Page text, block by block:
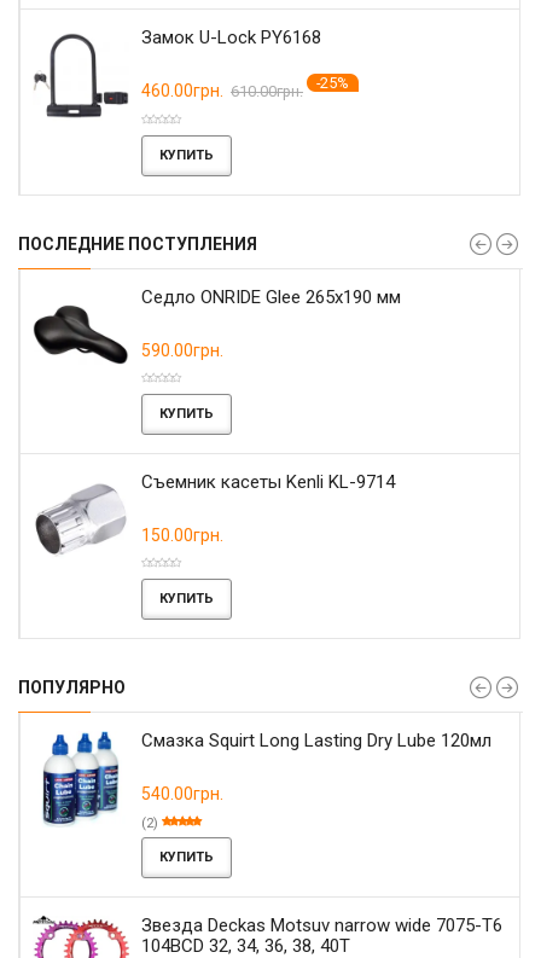
Замок U-Lock PY6168
460.00грн. 610.00грн. -25%
КУПИТЬ
ПОСЛЕДНИЕ ПОСТУПЛЕНИЯ
Седло ONRIDE Glee 265x190 мм
590.00грн.
КУПИТЬ
Съемник касеты Kenli KL-9714
150.00грн.
КУПИТЬ
ПОПУЛЯРНО
Смазка Squirt Long Lasting Dry Lube 120мл
540.00грн.
(2)
КУПИТЬ
Звезда Deckas Motsuv narrow wide 7075-T6
104BCD 32, 34, 36, 38, 40T